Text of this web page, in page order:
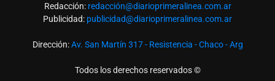
Redacción: redacción@diarioprimeralinea.com.ar
Publicidad: publicidad@diarioprimeralinea.com.ar
Dirección:Av. San Martín 317 - Resistencia - Chaco - Arg
Todos los derechos reservados ©